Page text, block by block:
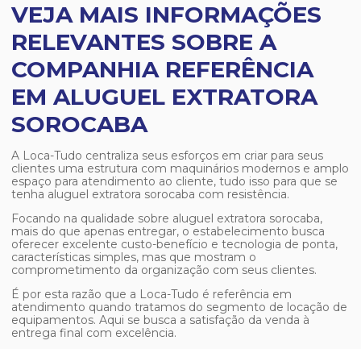
VEJA MAIS INFORMAÇÕES
RELEVANTES SOBRE A
COMPANHIA REFERÊNCIA
EM ALUGUEL EXTRATORA
SOROCABA
A Loca-Tudo centraliza seus esforços em criar para seus
clientes uma estrutura com maquinários modernos e amplo
espaço para atendimento ao cliente, tudo isso para que se
tenha aluguel extratora sorocaba com resistência.
Focando na qualidade sobre aluguel extratora sorocaba,
mais do que apenas entregar, o estabelecimento busca
oferecer excelente custo-benefício e tecnologia de ponta,
características simples, mas que mostram o
comprometimento da organização com seus clientes.
É por esta razão que a Loca-Tudo é referência em
atendimento quando tratamos do segmento de locação de
equipamentos. Aqui se busca a satisfação da venda à
entrega final com excelência.